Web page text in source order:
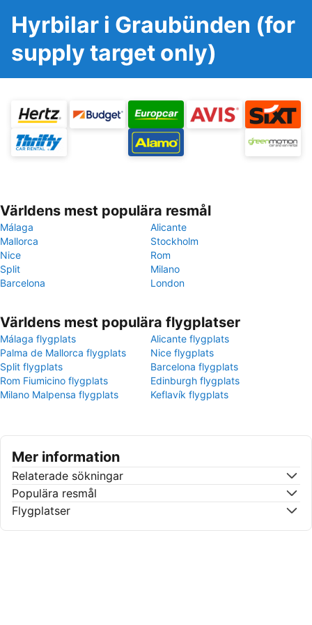
Hyrbilar i Graubünden (for
supply target only)
Världens mest populära resmål
Málaga
Alicante
Mallorca
Stockholm
Nice
Rom
Split
Milano
Barcelona
London
Världens mest populära flygplatser
Málaga flygplats
Alicante flygplats
Palma de Mallorca flygplats
Nice flygplats
Split flygplats
Barcelona flygplats
Rom Fiumicino flygplats
Edinburgh flygplats
Milano Malpensa flygplats
Keflavík flygplats
Mer information
Relaterade sökningar
Populära resmål
Flygplatser